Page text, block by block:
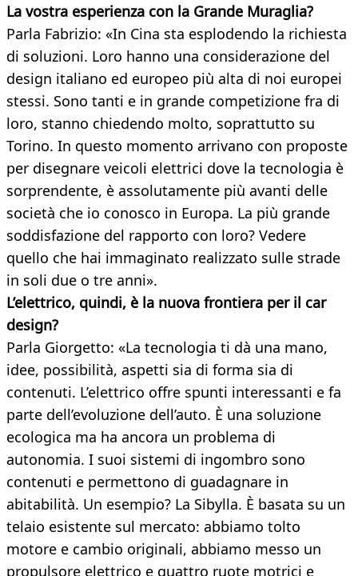
La vostra esperienza con la Grande Muraglia?
Parla Fabrizio: «In Cina sta esplodendo la richiesta
di soluzioni. Loro hanno una considerazione del
design italiano ed europeo più alta di noi europei
stessi. Sono tanti e in grande competizione fra di
loro, stanno chiedendo molto, soprattutto su
Torino. In questo momento arrivano con proposte
per disegnare veicoli elettrici dove la tecnologia è
sorprendente, è assolutamente più avanti delle
società che io conosco in Europa. La più grande
soddisfazione del rapporto con loro? Vedere
quello che hai immaginato realizzato sulle strade
in soli due o tre anni».
L’elettrico, quindi, è la nuova frontiera per il car
design?
Parla Giorgetto: «La tecnologia ti dà una mano,
idee, possibilità, aspetti sia di forma sia di
contenuti. L’elettrico offre spunti interessanti e fa
parte dell’evoluzione dell’auto. È una soluzione
ecologica ma ha ancora un problema di
autonomia. I suoi sistemi di ingombro sono
contenuti e permettono di guadagnare in
abitabilità. Un esempio? La Sibylla. È basata su un
telaio esistente sul mercato: abbiamo tolto
motore e cambio originali, abbiamo messo un
propulsore elettrico e quattro ruote motrici e